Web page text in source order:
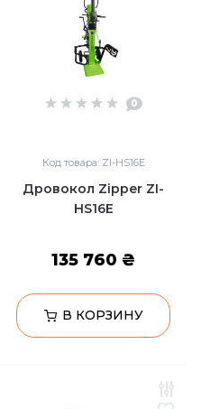
0
Код товара: ZI-HS16E
Дровокол Zipper ZI-
HS16E
135 760 ₴
В КОРЗИНУ